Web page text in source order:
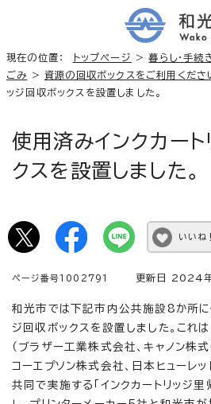
現在の位置： トップページ >暮らし・手続
ごみ >資源の回収ボックスをご利用くださ
ッジ回収ボックスを設置しました。
使用済みインクカート
クスを設置しました。
いいね！
ページ番号1002791 更新日 2024
和光市では下記市内公共施設8か所に
ジ回収ボックスを設置しました。これ
（ブラザー工業株式会社、キャノン株
コーエプソン株式会社、日本ヒューレ
共同で実施する「インクカートリッジ里